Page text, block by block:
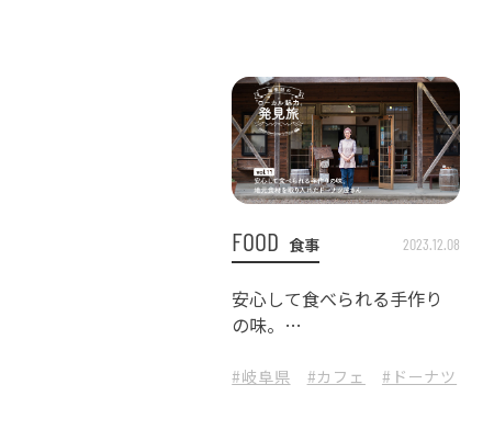
FOOD 食事 2023.12.08
安心して食べられる手作り
の味。
ナツ屋さん
#岐阜県 #カフェ #ドーナツ